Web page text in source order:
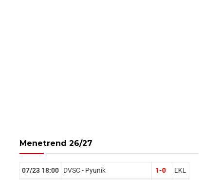
Menetrend 26/27
07/23 18:00 DVSC - Pyunik 1-0 EKL